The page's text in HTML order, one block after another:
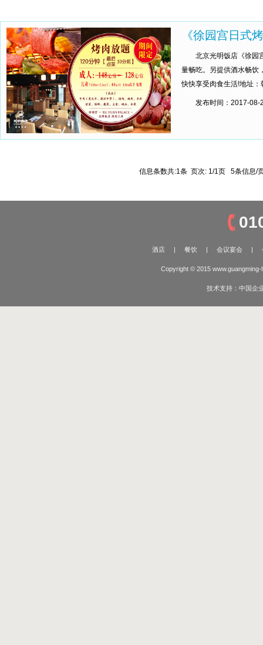
《徐园宫日式
北京光明饭店《徐园
量畅吃。另提供酒水畅饮
快快享受肉食生活!地址
发布时间： 2017-08-
信息条数共:1条 页次: 1/1页 5条信息
酒店 | 餐饮 | 会议宴会 |
Copyright © 2015
技术支持： 中国企